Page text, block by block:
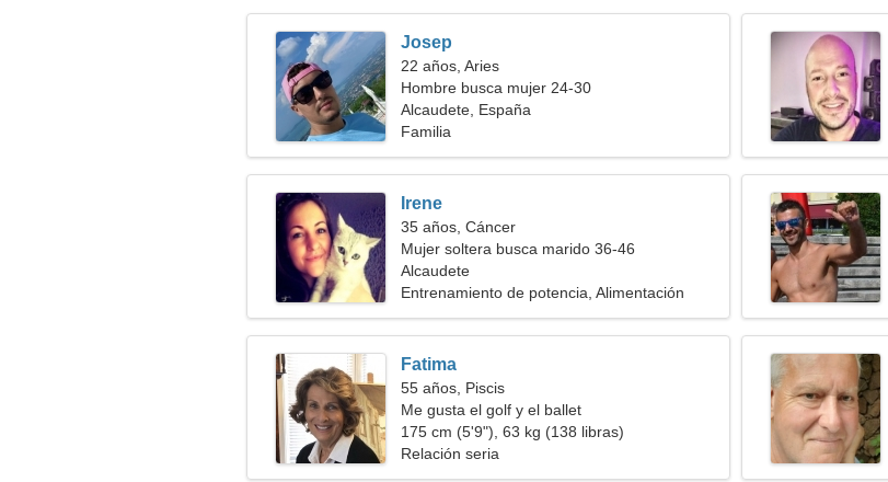
Josep
22 años, Aries
Hombre busca mujer 24-30
Alcaudete, España
Familia
Irene
35 años, Cáncer
Mujer soltera busca marido 36-46
Alcaudete
Entrenamiento de potencia, Alimentación
saludable
Fatima
55 años, Piscis
Me gusta el golf y el ballet
175 cm (5'9"), 63 kg (138 libras)
Relación seria